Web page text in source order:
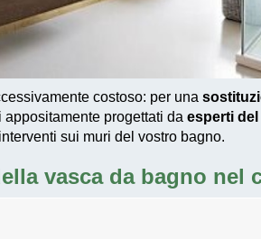
costoso: per una
appositamente progettati da esperti
sui muri del vostro bagno.
vasca da bagno nel